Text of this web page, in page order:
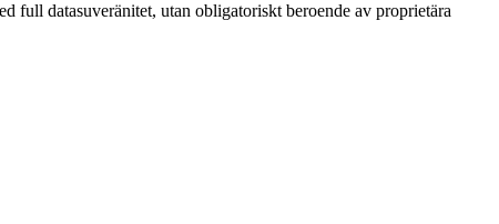
full datasuveränitet, utan obligatoriskt beroende av proprietära